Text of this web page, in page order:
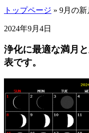
トップページ » 9月の
2024年9月4日
浄化に最適な満月
表です。